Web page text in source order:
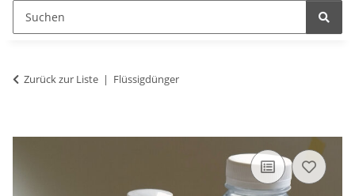
Zurück zur Liste Flüssigdünger